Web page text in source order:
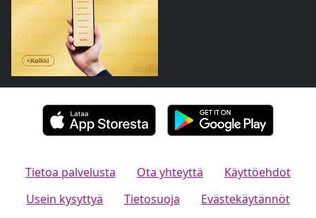
Tietoa palvelusta Ota yhteyttä
Käyttöehdot
Usein kysyttyä
Tietosuoja Evästekäytännöt